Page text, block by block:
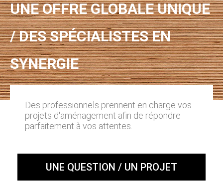
UNE OFFRE GLOBALE UNIQUE
/ DES SPÉCIALISTES EN
SYNERGIE
Des professionnels prennent en charge vos
projets d'aménagement afin de répondre
parfaitement à vos attentes.
UNE QUESTION / UN PROJET